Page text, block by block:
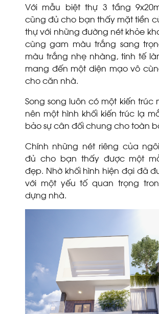
Với mẫu biệt thự 3 tầng
cũng đủ cho bạn thấy mặt tiền
thự với những đường nét khỏe
cùng gam màu trắng sang
màu trắng nhẹ nhàng, tinh tế
mang đến một diện mạo vô
cho căn nhà.
Song song luôn có một kiến trúc
nên một hình khối kiến trúc lạ
bảo sự cân đối chung cho toàn
Chính những nét riêng của
đủ cho bạn thấy được một
đẹp. Nhờ khối hình hiện đại đã
với một yếu tố quan trọng
dựng nhà.